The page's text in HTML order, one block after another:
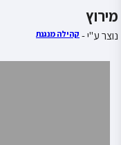
מירוץ
נוצר ע"י - קהילה מנגנת